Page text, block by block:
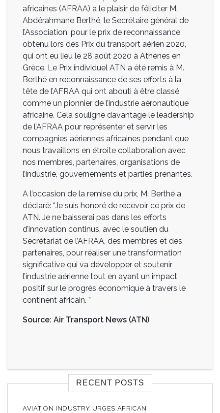
africaines (AFRAA) a le plaisir de féliciter M.
Abdérahmane Berthé, le Secrétaire général de
l’Association, pour le prix de reconnaissance
obtenu lors des Prix du transport aérien 2020,
qui ont eu lieu le 28 août 2020 à Athènes en
Grèce. Le Prix individuel ATN a été remis à M.
Berthé en reconnaissance de ses efforts à la
tête de l’AFRAA qui ont abouti à être classé
comme un pionnier de l’industrie aéronautique
africaine. Cela souligne davantage le leadership
de l’AFRAA pour représenter et servir les
compagnies aériennes africaines pendant que
nous travaillons en étroite collaboration avec
nos membres, partenaires, organisations de
l’industrie, gouvernements et parties prenantes.
A l’occasion de la remise du prix, M. Berthé a
déclaré: “Je suis honoré de recevoir ce prix de
ATN. Je ne baisserai pas dans les efforts
d’innovation continus, avec le soutien du
Secrétariat de l’AFRAA, des membres et des
partenaires, pour réaliser une transformation
significative qui va développer et soutenir
l’industrie aérienne tout en ayant un impact
positif sur le progrès économique à travers le
continent africain. ”
Source: Air Transport News (ATN)
RECENT POSTS
AVIATION INDUSTRY URGES AFRICAN